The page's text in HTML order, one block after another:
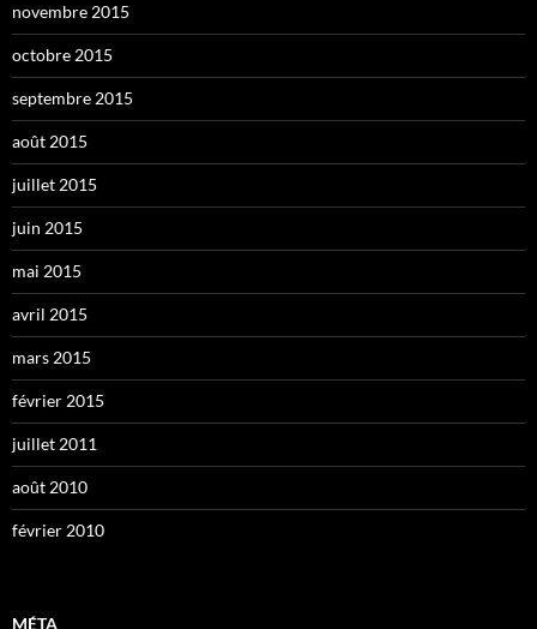
novembre 2015
octobre 2015
septembre 2015
août 2015
juillet 2015
juin 2015
mai 2015
avril 2015
mars 2015
février 2015
juillet 2011
août 2010
février 2010
MÉTA